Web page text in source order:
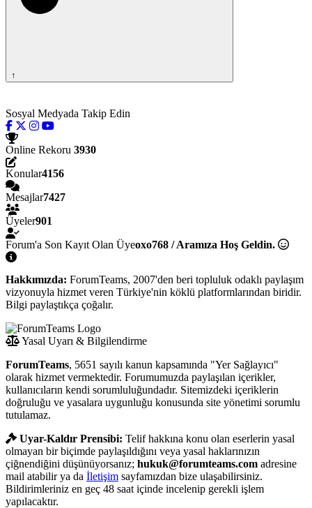
↑
Sosyal Medyada Takip Edin
Online Rekoru 3930
Konular4156
Mesajlar7427
Üyeler901
Forum'a Son Kayıt Olan Üyeoxo768 / Aramıza Hoş Geldin.
Hakkımızda: ForumTeams, 2007'den beri topluluk odaklı paylaşım
vizyonuyla hizmet veren Türkiye'nin köklü platformlarından biridir.
Bilgi paylaştıkça çoğalır.
Yasal Uyarı & Bilgilendirme
ForumTeams, 5651 sayılı kanun kapsamında "Yer Sağlayıcı"
olarak hizmet vermektedir. Forumumuzda paylaşılan içerikler,
kullanıcıların kendi sorumluluğundadır. Sitemizdeki içeriklerin
doğruluğu ve yasalara uygunluğu konusunda site yönetimi sorumlu
tutulamaz.
Uyar-Kaldır Prensibi: Telif hakkına konu olan eserlerin yasal
olmayan bir biçimde paylaşıldığını veya yasal haklarınızın
çiğnendiğini düşünüyorsanız; hukuk@forumteams.com adresine
mail atabilir ya da İletişim sayfamızdan bize ulaşabilirsiniz.
Bildirimleriniz en geç 48 saat içinde incelenip gerekli işlem
yapılacaktır.